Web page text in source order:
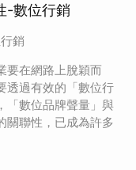
-數位行銷
銷
要在網路上脫穎而
透過有效的「數位行
「數位品牌聲量」與
關聯性，已成為許多